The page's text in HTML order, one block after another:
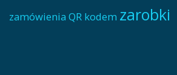
zamówienia QR kodem zarobki